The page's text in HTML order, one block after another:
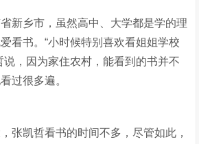
新乡市，虽然高中、大学都是学的理
看书。“小时候特别喜欢看姐姐学校
说，因为家住农村，能看到的书并不
过很多遍。
张凯哲看书的时间不多，尽管如此，